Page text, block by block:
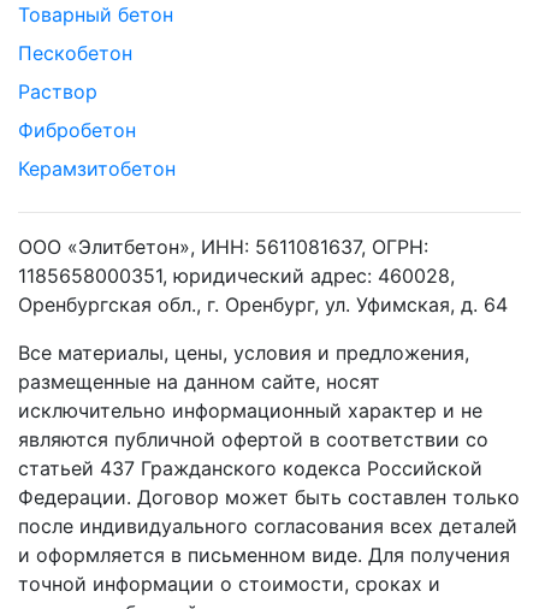
Товарный бетон
Пескобетон
Раствор
Фибробетон
Керамзитобетон
ООО «Элитбетон», ИНН: 5611081637, ОГРН:
1185658000351, юридический адрес: 460028,
Оренбургская обл., г. Оренбург, ул. Уфимская, д. 64
Все материалы, цены, условия и предложения,
размещенные на данном сайте, носят
исключительно информационный характер и не
являются публичной офертой в соответствии со
статьей 437 Гражданского кодекса Российской
Федерации. Договор может быть составлен только
после индивидуального согласования всех деталей
и оформляется в письменном виде. Для получения
точной информации о стоимости, сроках и